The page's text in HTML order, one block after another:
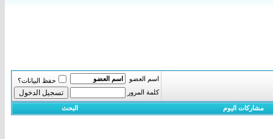
اسم العضو
حفظ البيانات؟
كلمة المرور
مشاركات اليوم البحث